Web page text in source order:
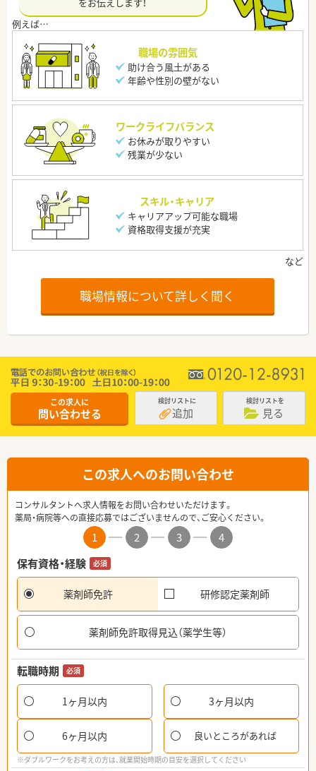
職場の雰囲気
助け合う風土がある
年齢や性別の壁がない
ワークライフバランス
お休みが取りやすい
残業が少ない
スキル・キャリア
キャリアアップ可能な職場
資格取得支援が充実
職場情報について詳しく聞く
この求人に
問い合わせる
検討リストに
追加
検討リストを
見る
この求人へのお問い合わせ
コンサルタントへ求人情報をお問い合わせいただけます。
薬局・病院等への直接応募ではございませんので、ご安心ください。
1 2 3
4
保有資格・経験
必須
薬剤師免許 研修認定薬剤師
薬剤師免許取得見込（薬学生等）
転職時期 必須
1ヶ月以内 3ヶ月以内
6ヶ月以内 良いところがあれば
※ダブルワークをお考えの方は、就業開始時期の目安を選択してください